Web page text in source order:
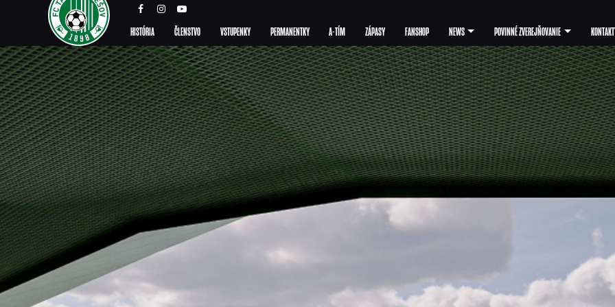
HISTÓRIA ČLENSTVO VSTUPENKY PERMANENTKY A-TÍM ZÁPASY FANSHOP NEWS POVINNÉ ZVEREJŇOVANIE